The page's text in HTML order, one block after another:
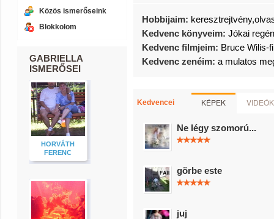
Közös ismerőseink
Blokkolom
GABRIELLA
ISMERŐSEI
HORVÁTH
FERENC
Hobbijaim:
Kedvenc könyveim: Jókai
Kedvenc filmjeim: Bruce Wilis-
Kedvenc zenéim: a mulatos
Kedvencei KÉPEK VIDEÓK
Ne légy szomorú...
görbe este
juj